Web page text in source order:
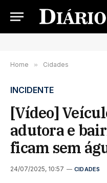
Home » Cidades
INCIDENTE
[Vídeo]
adutora e
ficam sem
24/07/2025, 10:57 CIDADES